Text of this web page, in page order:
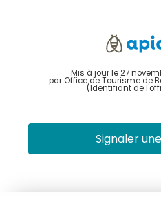
Mis à jour le 27
par Office de Tourisme de
(Identifiant de
Signaler